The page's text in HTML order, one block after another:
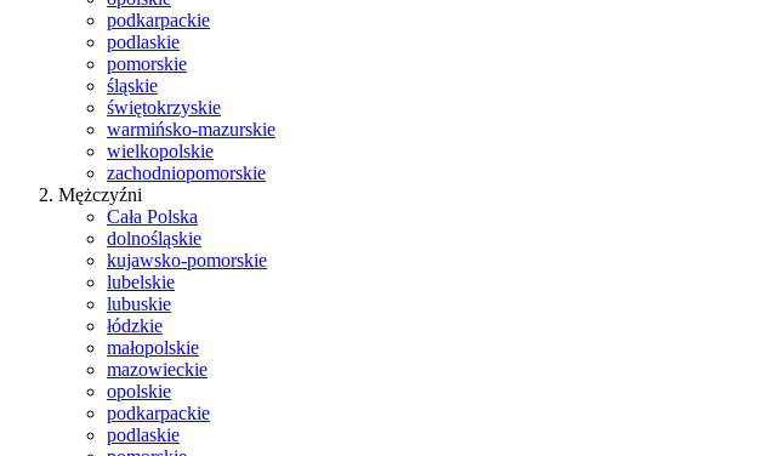
podkarpackie
podlaskie
pomorskie
śląskie
świętokrzyskie
warmińsko-mazurskie
wielkopolskie
zachodniopomorskie
Mężczyźni
Cała Polska
dolnośląskie
kujawsko-pomorskie
lubelskie
lubuskie
łódzkie
małopolskie
mazowieckie
opolskie
podkarpackie
podlaskie